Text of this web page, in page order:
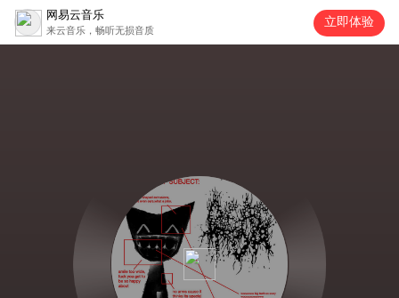
网易云音乐
来云音乐，畅听无损音质
立即体验